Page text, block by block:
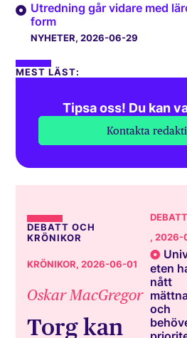
Utredning går vidare med
form
NYHETER, 2026-06-29
MEST LÄST:
Tipsa oss! Du kan
Kontakta
DEBATT OCH
KRÖNIKOR
KRÖNIKOR, 2026-06-01
Oskar MacGregor
Torg kan
DEBATT
, 2026-
eten
nått
och